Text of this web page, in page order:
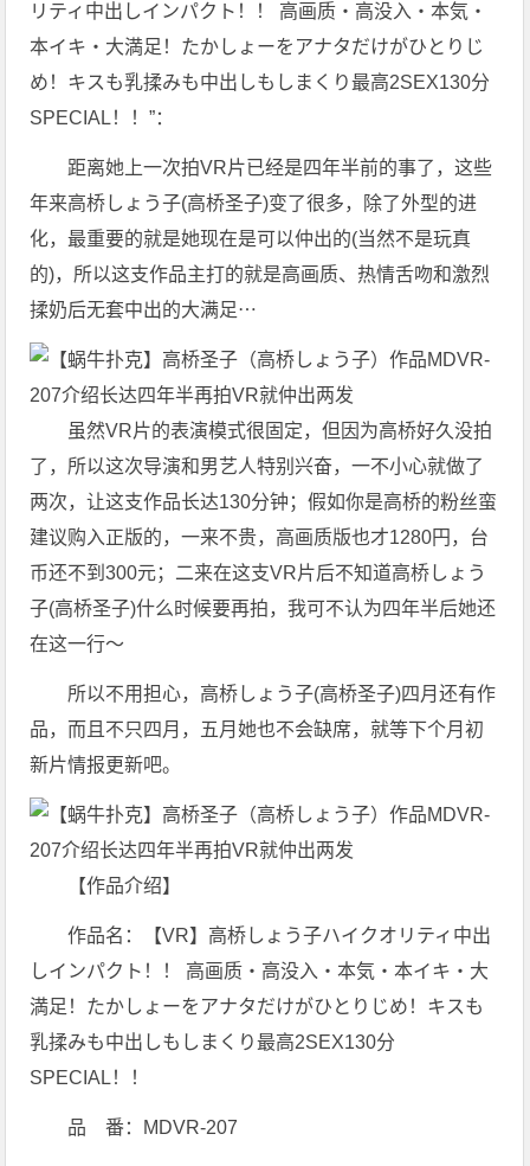
リティ中出しインパクト！！ 高画质・高没入・本気・
本イキ・大満足！たかしょーをアナタだけがひとりじ
め！キスも乳揉みも中出しもしまくり最高2SEX130分
SPECIAL！！”：
距离她上一次拍VR片已经是四年半前的事了，这些
年来高桥しょう子(高桥圣子)变了很多，除了外型的进
化，最重要的就是她现在是可以仲出的(当然不是玩真
的)，所以这支作品主打的就是高画质、热情舌吻和激烈
揉奶后无套中出的大满足⋯
虽然VR片的表演模式很固定，但因为高桥好久没拍
了，所以这次导演和男艺人特别兴奋，一不小心就做了
两次，让这支作品长达130分钟；假如你是高桥的粉丝蛮
建议购入正版的，一来不贵，高画质版也才1280円，台
币还不到300元；二来在这支VR片后不知道高桥しょう
子(高桥圣子)什么时候要再拍，我可不认为四年半后她还
在这一行〜
所以不用担心，高桥しょう子(高桥圣子)四月还有作
品，而且不只四月，五月她也不会缺席，就等下个月初
新片情报更新吧。
【作品介绍】
作品名：【VR】高桥しょう子ハイクオリティ中出
しインパクト！！ 高画质・高没入・本気・本イキ・大
満足！たかしょーをアナタだけがひとりじめ！キスも
乳揉みも中出しもしまくり最高2SEX130分
SPECIAL！！
品 番：MDVR-207